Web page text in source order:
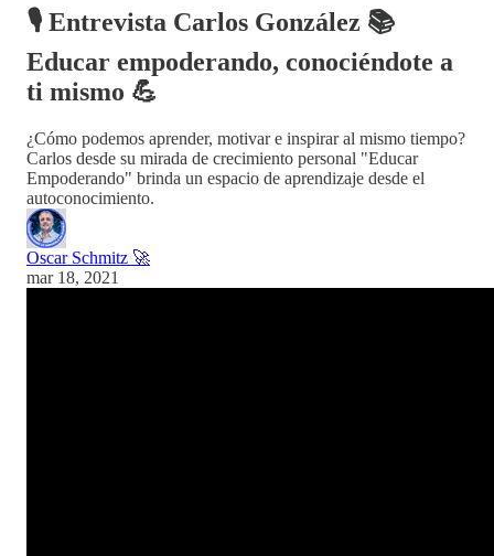
🎙️ Entrevista Carlos González 📚
Educar empoderando, conociéndote a
ti mismo 💪
¿Cómo podemos aprender, motivar e inspirar al mismo tiempo?
Carlos desde su mirada de crecimiento personal "Educar
Empoderando" brinda un espacio de aprendizaje desde el
autoconocimiento.
Oscar Schmitz 🚀
mar 18, 2021